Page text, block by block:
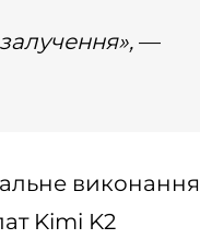
—
виконання
Kimi K2